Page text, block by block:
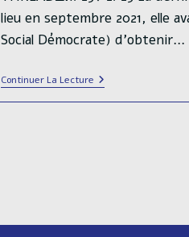
lieu en septembre 2021, elle
Social Démocrate) d’obtenir…
Continuer La LectureLes
Élections
Législatives